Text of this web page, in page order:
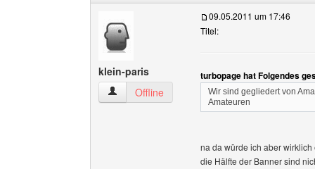
klein-paris
klein-paris Benutzer-Profile anzeigen
Offline
09.05.2011 um 17:46
Titel:
turbopage hat Folgendes
Wir sind gegliedert von
Amateuren
na da würde ich aber
die Hälfte der Banner sind